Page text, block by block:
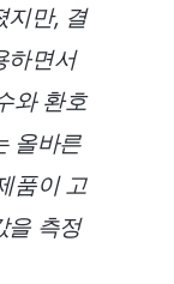
지만, 결
하면서
와 환호
올바른
품이 고
을 측정